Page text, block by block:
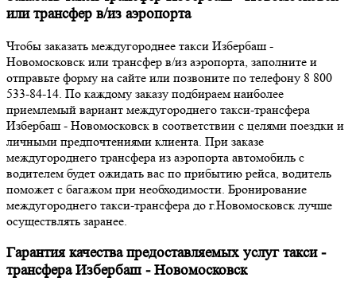
или трансфер в/из аэропорта
Чтобы заказать междугороднее такси Избербаш -
Новомосковск или трансфер в/из аэропорта, заполните и
отправьте форму на сайте или позвоните по телефону 8 800
533-84-14. По каждому заказу подбираем наиболее
приемлемый вариант междугороднего такси-трансфера
Избербаш - Новомосковск в соответствии с целями поездки и
личными предпочтениями клиента. При заказе
междугороднего трансфера из аэропорта автомобиль с
водителем будет ожидать вас по прибытию рейса, водитель
поможет с багажом при необходимости. Бронирование
междугороднего такси-трансфера до г.Новомосковск лучше
осуществлять заранее.
Гарантия качества предоставляемых услуг такси -
трансфера Избербаш - Новомосковск